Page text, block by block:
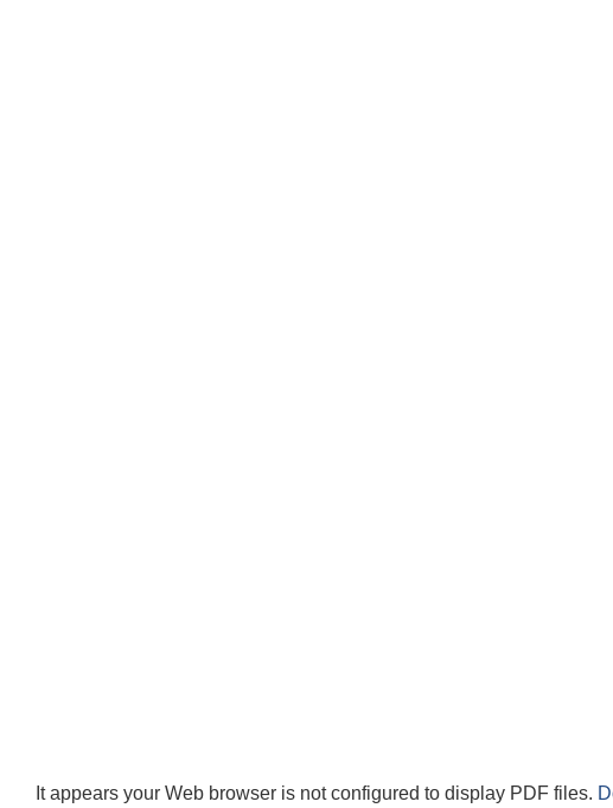
It appears your Web browser is not configured to display PDF files.